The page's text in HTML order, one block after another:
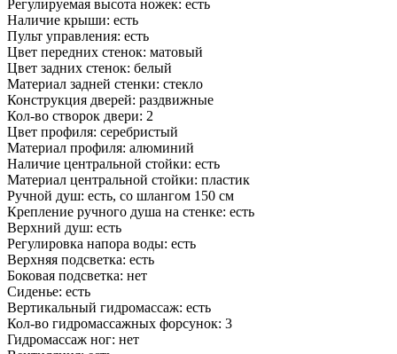
Регулируемая высота ножек: есть
Наличие крыши: есть
Пульт управления: есть
Цвет передних стенок: матовый
Цвет задних стенок: белый
Материал задней стенки: стекло
Конструкция дверей: раздвижные
Кол-во створок двери: 2
Цвет профиля: серебристый
Материал профиля: алюминий
Наличие центральной стойки: есть
Материал центральной стойки: пластик
Ручной душ: есть, со шлангом 150 см
Крепление ручного душа на стенке: есть
Верхний душ: есть
Регулировка напора воды: есть
Верхняя подсветка: есть
Боковая подсветка: нет
Сиденье: есть
Вертикальный гидромассаж: есть
Кол-во гидромассажных форсунок: 3
Гидромассаж ног: нет